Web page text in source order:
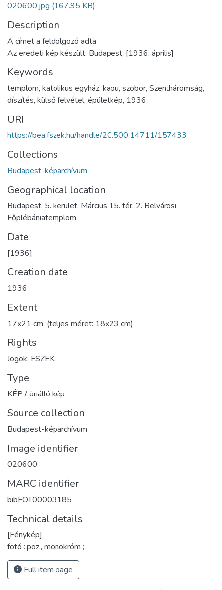
020600.jpg (167.95 KB)
Description
A címet a feldolgozó adta
Az eredeti kép készült: Budapest, [1936. április]
Keywords
templom, katolikus egyház, kapu, szobor, Szentháromság,
díszítés, külső felvétel, épületkép, 1936
URI
https://bea.fszek.hu/handle/20.500.14711/157433
Collections
Budapest-képarchívum
Geographical location
Budapest. 5. kerület. Március 15. tér. 2. Belvárosi
Főplébániatemplom
Date
[1936]
Creation date
1936
Extent
17x21 cm, (teljes méret: 18x23 cm)
Rights
Jogok: FSZEK
Type
KÉP / önálló kép
Source collection
Budapest-képarchívum
Image identifier
020600
MARC identifier
bibFOT00003185
Technical details
[Fénykép]
fotó :,poz., monokróm ;
Full item page